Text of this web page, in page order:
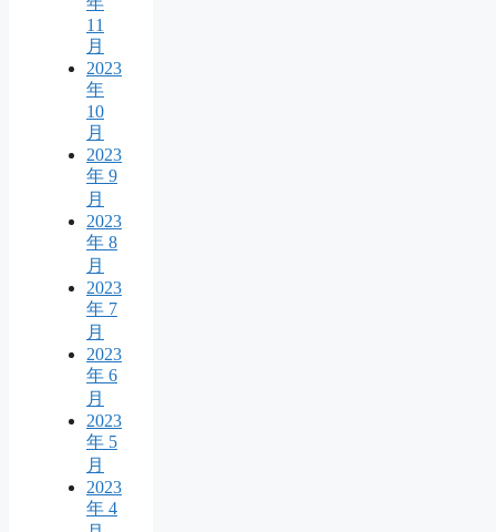
11
月
2023
年
10
月
2023
年 9
月
2023
年 8
月
2023
年 7
月
2023
年 6
月
2023
年 5
月
2023
年 4